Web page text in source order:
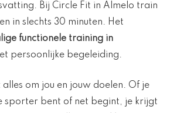
Bij Circle Fit in Almelo train
in slechts 30 minuten. Het
functionele training in
persoonlijke begeleiding.
om jou en jouw doelen. Of je
sporter bent of net begint, je krijgt